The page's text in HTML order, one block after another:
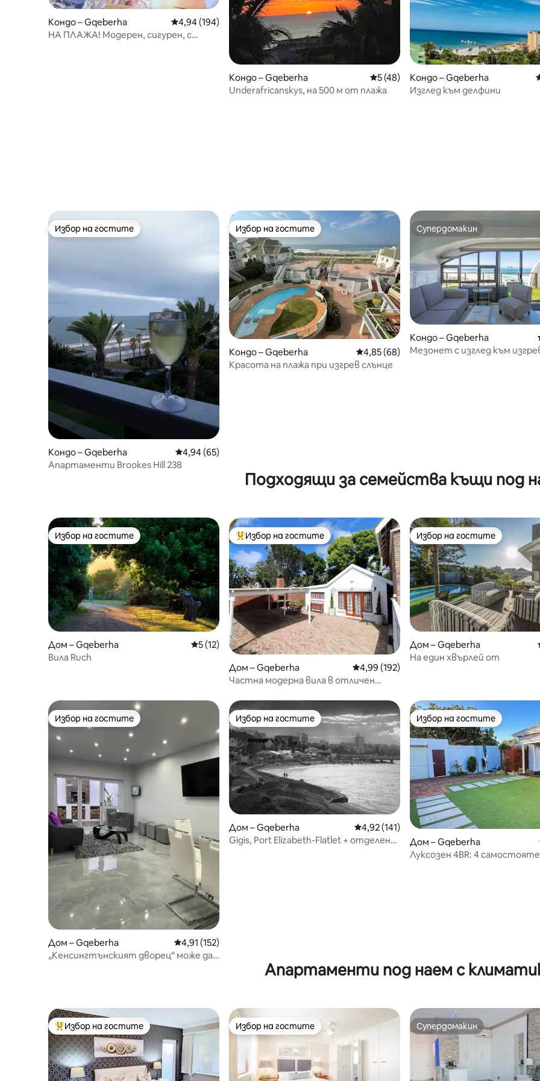
Кондо – Gqeberha Средна оценка: 4,94 от 5, 194 отзива
4,94 (194)
НА ПЛАЖА! Модерен, сигурен, с
Кондо – Gqeberha Средна оценка: 5 от 5, 48 отзива
5 (48)
Underafricanskys, на 500 м от плажа
Кондо – Gqeberha
Изглед към делфини
Избор на гостите
Избор на гостите
Кондо – Gqeberha Средна оценка: 4,94 от 5, 65 отзива
4,94 (65)
Апартаменти Brookes Hill 238
Избор на гостите
Избор на гостите
Кондо – Gqeberha Средна оценка: 4,85 от 5, 68 отзива
4,85 (68)
Красота на плажа при изгрев слънце
Супердомакин
Супердомакин
Кондо – Gqeberha
Мезонет с изглед към
Подходящи за семейства къщи под
Избор на гостите
Избор на гостите
Дом – Gqeberha Средна оценка: 5 от 5, 12 отзива
5 (12)
Вила Ruch
Най-популярен избор на гостите
Избор на гостите
Дом – Gqeberha Средна оценка: 4,99 от 5, 192 отзива
4,99 (192)
Частна модерна вила в отличен
Избор на гостите
Избор на гостите
Дом – Gqeberha
На един хвърлей от
Избор на гостите
Избор на гостите
Дом – Gqeberha Средна оценка: 4,91 от 5, 152 отзива
4,91 (152)
„Кенсингтънският дворец“ може да
Избор на гостите
Избор на гостите
Дом – Gqeberha Средна оценка: 4,92 от 5, 141 отзива
4,92 (141)
Gigis, Port Elizabeth-Flatlet + отделен
Избор на гостите
Избор на гостите
Дом – Gqeberha
Луксозен 4BR: 4
Апартаменти под наем с
Най-популярен избор на гостите
Избор на гостите Избор на гостите
Избор на гостите Супердомакин
Супердомакин